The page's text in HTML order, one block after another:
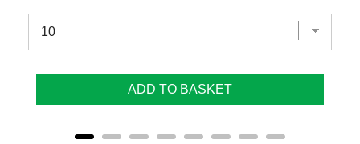
ADD TO BASKET